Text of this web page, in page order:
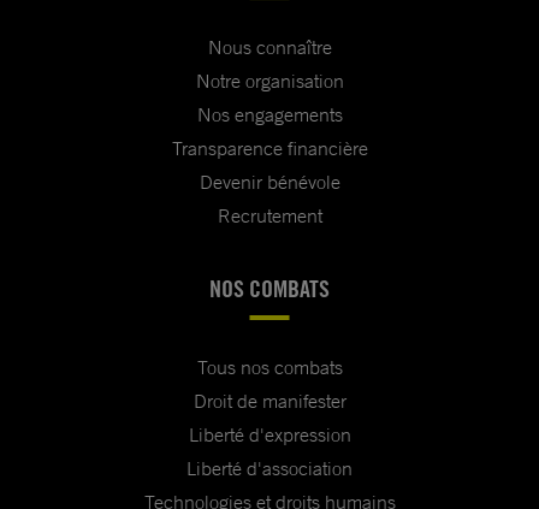
Nous connaître
Notre organisation
Nos engagements
Transparence financière
Devenir bénévole
Recrutement
NOS COMBATS
Tous nos combats
Droit de manifester
Liberté d'expression
Liberté d'association
Technologies et droits humains